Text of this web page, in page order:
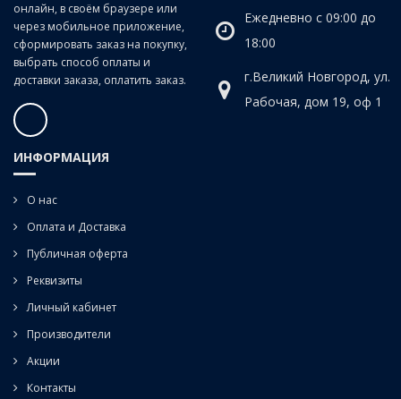
онлайн, в своём браузере или
через мобильное приложение,
сформировать заказ на покупку,
выбрать способ оплаты и
доставки заказа, оплатить заказ.
Ежедневно с 09:00 до
18:00
г.Великий Новгород, ул.
Рабочая, дом 19, оф 1
ИНФОРМАЦИЯ
О нас
Оплата и Доставка
Публичная оферта
Реквизиты
Личный кабинет
Производители
Акции
Контакты